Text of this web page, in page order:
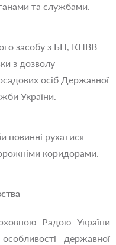
та службами.
засобу з БП, КПВВ
з дозволу
осіб Державної
України.
повинні рухатися
коридорами.
Радою України
державної